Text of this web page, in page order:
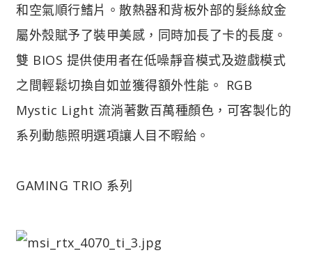
和空氣順行鰭片。散熱器和背板外部的髮絲紋金
屬外殼賦予了裝甲美感，同時加長了卡的長度。
雙 BIOS 提供使用者在低噪靜音模式及遊戲模式
之間輕鬆切換自如並獲得額外性能。 RGB
Mystic Light 流淌著數百萬種顏色，可客製化的
系列動態照明選項讓人目不暇給。
GAMING TRIO 系列